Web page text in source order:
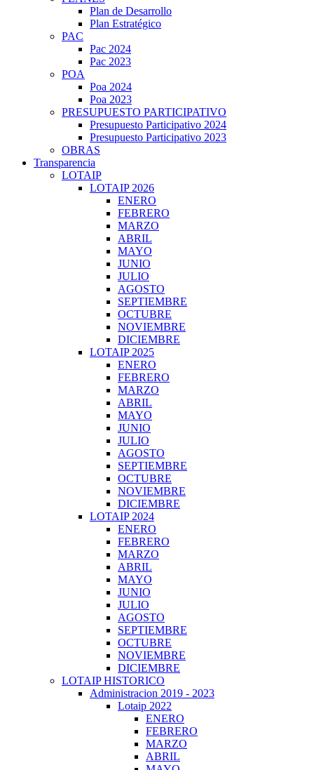
Plan de Desarrollo
Plan Estratégico
PAC
Pac 2024
Pac 2023
POA
Poa 2024
Poa 2023
PRESUPUESTO PARTICIPATIVO
Presupuesto Participativo 2024
Presupuesto Participativo 2023
OBRAS
Transparencia
LOTAIP
LOTAIP 2026
ENERO
FEBRERO
MARZO
ABRIL
MAYO
JUNIO
JULIO
AGOSTO
SEPTIEMBRE
OCTUBRE
NOVIEMBRE
DICIEMBRE
LOTAIP 2025
ENERO
FEBRERO
MARZO
ABRIL
MAYO
JUNIO
JULIO
AGOSTO
SEPTIEMBRE
OCTUBRE
NOVIEMBRE
DICIEMBRE
LOTAIP 2024
ENERO
FEBRERO
MARZO
ABRIL
MAYO
JUNIO
JULIO
AGOSTO
SEPTIEMBRE
OCTUBRE
NOVIEMBRE
DICIEMBRE
LOTAIP HISTORICO
Administracion 2019 - 2023
Lotaip 2022
ENERO
FEBRERO
MARZO
ABRIL